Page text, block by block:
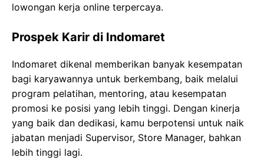
lowongan kerja online terpercaya.
Prospek Karir di Indomaret
Indomaret dikenal memberikan banyak kesempatan
bagi karyawannya untuk berkembang, baik melalui
program pelatihan, mentoring, atau kesempatan
promosi ke posisi yang lebih tinggi. Dengan kinerja
yang baik dan dedikasi, kamu berpotensi untuk naik
jabatan menjadi Supervisor, Store Manager, bahkan
lebih tinggi lagi.